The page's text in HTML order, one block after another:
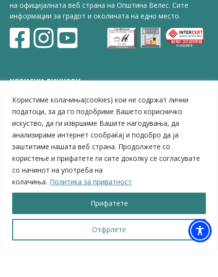
Користиме колачиња(cookies) кои не содржат лични
податоци, за да го подобриме Вашето корисничко
искуство, да ги извршиме Вашите нагодувања, да
анализираме интернет сообраќај и подобро да ја
заштитиме нашата веб страна. Продолжете со
користење и прифатете ги сите доколку се согласувате
со начинот на употреба на
колачиња. Политика за приватност
Отфрлете
Прифатете
на официјалната веб страна на Општина Велес. Сите
информации за градот и околината на едно место.
КОРИСНИ ЛИНКОВИ
ЗЕЛС – Заедница на единиците на локална самоуправа
Центар за развој на Вардарски плански регион
Јавно комунално претпријатие „Дервен“
ЈПССО „Парк – спорт и паркинзи“
ЛБ „Гоце Делчев“
ЛУ „Народен Музеј“
Влада на Република Северна Македонија
Собрание на Република Северна Македонија
Министерство за финансии
Министерство за локална самоуправа
Министерство за дигитална трансформација
Министерство за јавна администрација
Министерство за образование и наука